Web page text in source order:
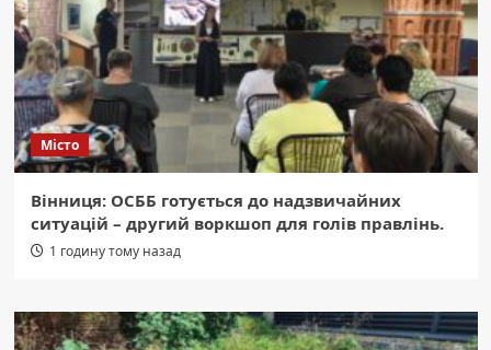
Місто
Вінниця: ОСББ готується до надзвичайних
ситуацій – другий воркшоп для голів правлінь.
1 годину тому назад